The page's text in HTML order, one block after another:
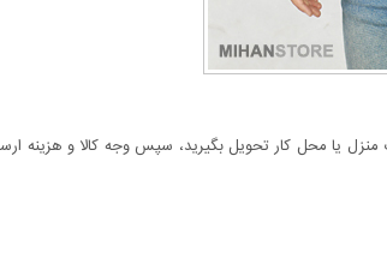
یا محل کار تحویل بگیرید، سپس وجه کالا و هزینه